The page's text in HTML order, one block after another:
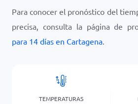
Para conocer el pronóstico del
precisa, consulta la página de
para 14 días en Cartagena.
TEMPERATURAS